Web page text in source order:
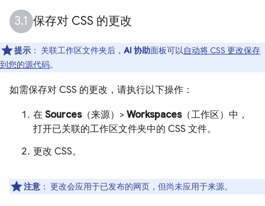
保存对 CSS 的更改
提示 ： 关联工作区文件夹后， AI 协助面板可以 自动将 CSS 更改保存
到您的源代码。
如需保存对 CSS 的更改，请执行以下操作：
在 Sources（来源）> Workspaces（工作区）中，
打开已关联的工作区文件夹中的 CSS 文件。
更改 CSS。
注意 ： 更改会应用于已发布的网页，但尚未应用于来源。